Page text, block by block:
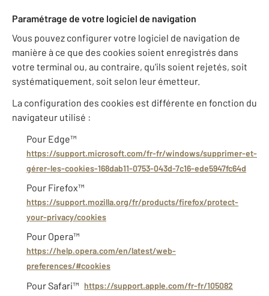
Paramétrage de votre logiciel de navigation
Vous pouvez configurer votre logiciel de navigation de
manière à ce que des cookies soient enregistrés dans
votre terminal ou, au contraire, qu'ils soient rejetés, soit
systématiquement, soit selon leur émetteur.
La configuration des cookies est différente en fonction du
navigateur utilisé :
Pour Edge™
https://support.microsoft.com/fr-fr/windows/supprimer-et-
gérer-les-cookies-168dab11-0753-043d-7c16-ede5947fc64d
Pour Firefox™
https://support.mozilla.org/fr/products/firefox/protect-
your-privacy/cookies
Pour Opera™
https://help.opera.com/en/latest/web-
preferences/#cookies
Pour Safari™ https://support.apple.com/fr-fr/105082